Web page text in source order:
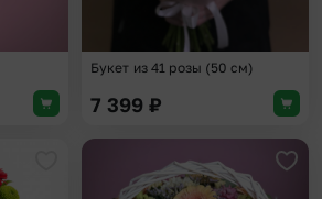
Букет из 41 розы (50 см)
7 399 ₽
Добавить в избранное